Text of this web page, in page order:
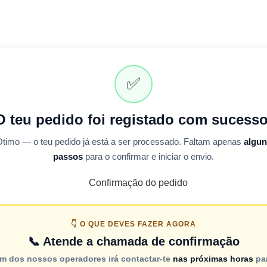
✅
teu pedido foi registado com
— o teu pedido já está a ser processado. Faltam apenas
passos para o confirmar e iniciar o envio.
👇 O QUE DEVES FAZER AGORA
📞 Atende a chamada de confirmação
dos nossos operadores irá contactar-te nas próximas horas